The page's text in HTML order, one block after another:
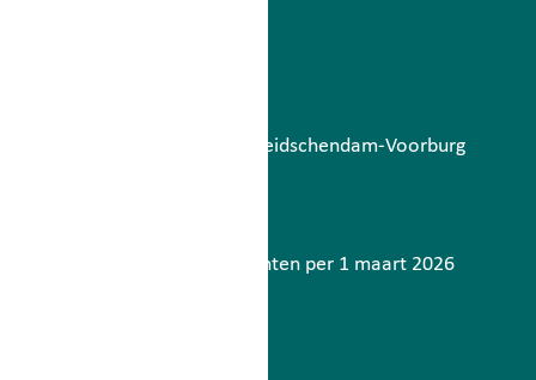
Storing berichtenverkeer Leidschendam-Voorburg
Contactinformatie gemeenten per 1 maart 2026